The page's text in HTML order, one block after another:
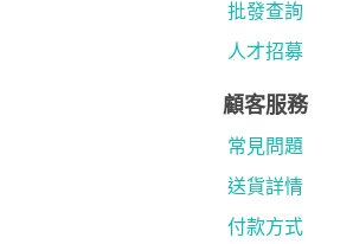
批發查詢
人才招募
顧客服務
常見問題
送貨詳情
付款方式